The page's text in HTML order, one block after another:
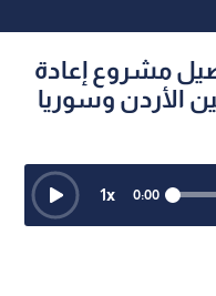
مشروع إعادة
الأردن وسوريا
0:00
1x